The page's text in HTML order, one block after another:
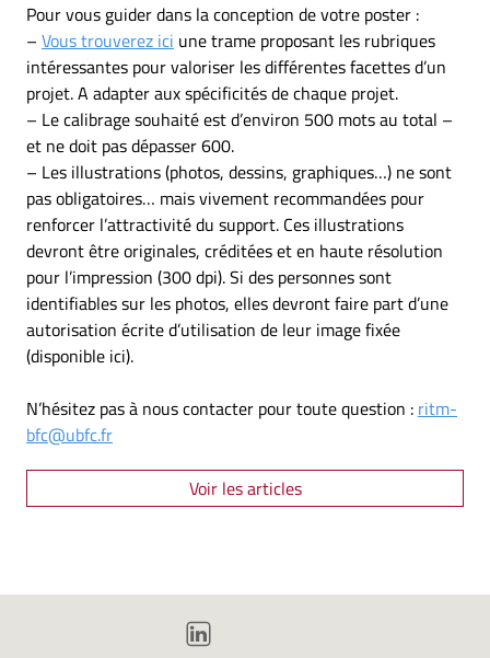
Pour vous guider dans la conception de votre poster :
– Vous trouverez ici une trame proposant les rubriques
intéressantes pour valoriser les différentes facettes d’un
projet. A adapter aux spécificités de chaque projet.
– Le calibrage souhaité est d’environ 500 mots au total –
et ne doit pas dépasser 600.
– Les illustrations (photos, dessins, graphiques…) ne sont
pas obligatoires… mais vivement recommandées pour
renforcer l’attractivité du support. Ces illustrations
devront être originales, créditées et en haute résolution
pour l’impression (300 dpi). Si des personnes sont
identifiables sur les photos, elles devront faire part d’une
autorisation écrite d’utilisation de leur image fixée
(disponible ici).
N’hésitez pas à nous contacter pour toute question : ritm-
bfc@ubfc.fr
Voir les articles